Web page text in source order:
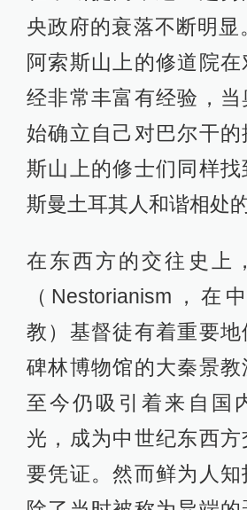
央政府的衰落不断明显
阿索斯山上的修道院
经非常丰富有经验，
始确立自己对巴尔干
斯山上的修士们同样
斯曼土耳其人和谐相处的
在东西方的交往史上
（Nestorianism，在
教）基督徒有着重要
碑林博物馆的大秦景教
至今仍吸引着来自国
光，成为中世纪东西
要凭证。然而鲜为人